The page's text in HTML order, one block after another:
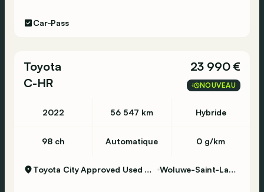
Car-Pass
Toyota
C-HR
23 990 €
NOUVEAU
2022 56 547 km Hybride
98 ch Automatique 0 g/km
Toyota City Approved Used Woluwe Woluwe-Saint-Lambert